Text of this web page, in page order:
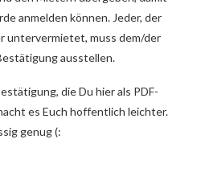
anmelden können. Jeder, der
untervermietet, muss dem/der
ausstellen.
die Du hier als PDF-
es Euch hoffentlich leichter.
genug (: